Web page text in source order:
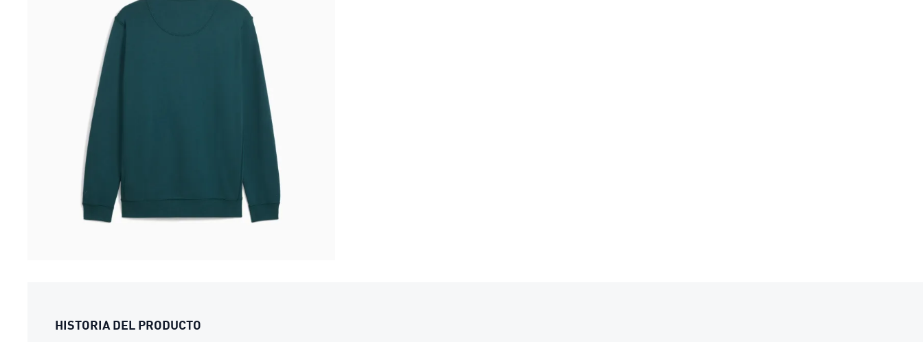
HISTORIA DEL PRODUCTO